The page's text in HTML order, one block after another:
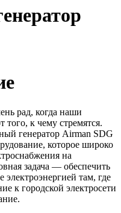
рад, когда наши
к чему стремятся.
генератор Airman SDG
которое широко
на
задача — обеспечить
там, где
к городской электросети